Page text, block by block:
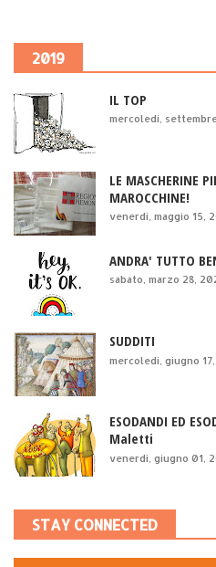
2019
IL TOP
mercoledì,
LE MASCHERINE
MAROCCHINE!
venerdì, maggio 15,
ANDRA' TUTTO
sabato, marzo 28,
SUDDITI
mercoledì, giugno
ESODANDI ED
Maletti
venerdì, giugno 01,
STAY CONNECTED